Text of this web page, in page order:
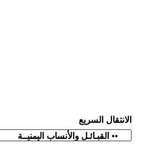
الانتقال السريع